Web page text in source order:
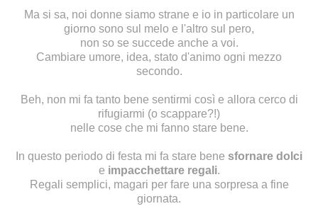
Ma si sa, noi donne siamo strane e io in particolare un
giorno sono sul melo e l'altro sul pero,
non so se succede anche a voi.
Cambiare umore, idea, stato d'animo ogni mezzo
secondo.
Beh, non mi fa tanto bene sentirmi così e allora cerco di
rifugiarmi (o scappare?!)
nelle cose che mi fanno stare bene.
In questo periodo di festa mi fa stare bene sfornare dolci
e impacchettare regali.
Regali semplici, magari per fare una sorpresa a fine
giornata.